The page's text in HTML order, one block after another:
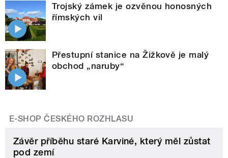
Trojský zámek je ozvěnou honosných
římských vil
Přestupní stanice na Žižkově je malý
obchod „naruby“
E-SHOP ČESKÉHO ROZHLASU
Závěr příběhu staré Karviné, který měl zůstat
pod zemí